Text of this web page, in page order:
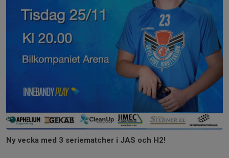
Ny vecka med 3 seriematcher i JAS och H2!